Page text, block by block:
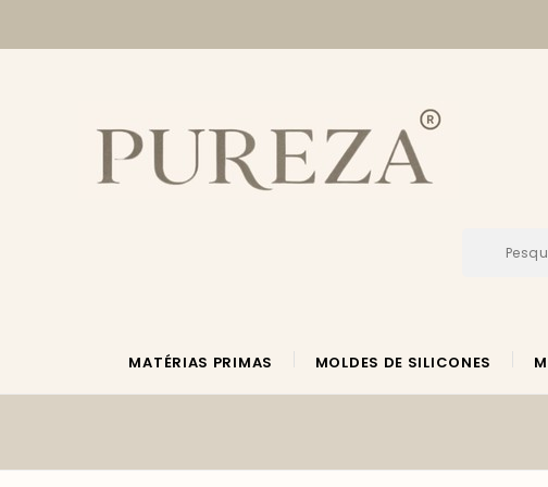
MATÉRIAS PRIMAS MOLDES DE SILICONES